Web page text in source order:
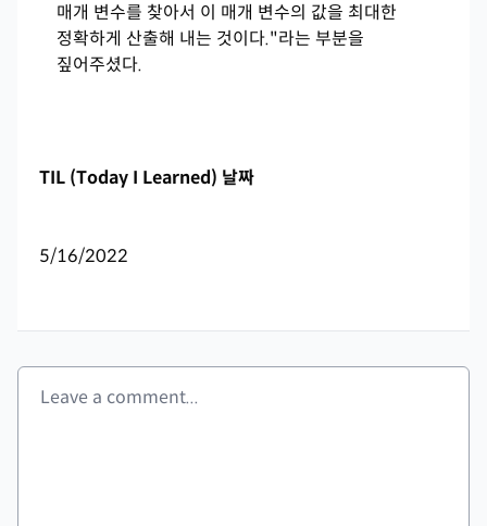
매개 변수를 찾아서 이 매개 변수의 값을 최대한
정확하게 산출해 내는 것이다."라는 부분을
짚어주셨다.
TIL (Today I Learned) 날짜
5/16/2022